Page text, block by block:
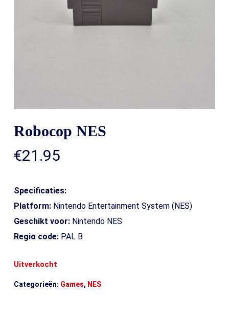
Robocop NES
€21.95
Specificaties:
Platform:Nintendo Entertainment System (NES)
Geschikt voor:Nintendo NES
Regio code:PAL B
Uitverkocht
Categorieën: Games, NES